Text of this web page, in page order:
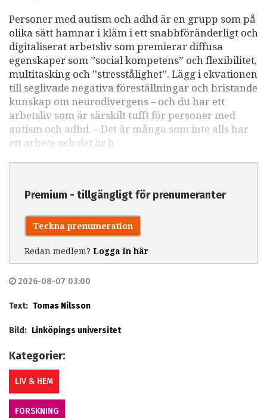
Personer med autism och adhd är en grupp som på
olika sätt hamnar i kläm i ett snabbföränderligt och
digitaliserat arbetsliv som premierar diffusa
egenskaper som ”social kompetens” och flexibilitet,
multitasking och ”stresstålighet”. Lägg i ekvationen
till seglivade negativa föreställningar och bristande
kunskap om neurodivergens – och du har ett
arbetsliv som är särskilt tufft för personer med
autism och adhd. – Det är många som inte alls har
ett arbete och det är h
Premium - tillgängligt för prenumeranter
Teckna prenumeration
Redan medlem? Logga in här
2026-08-07 03:00
Text: Tomas Nilsson
Bild: Linköpings universitet
Kategorier:
LIV & HEM
FORSKNING